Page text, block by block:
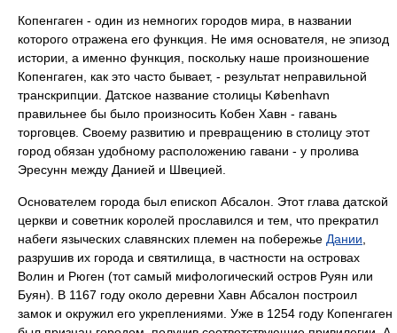
Копенгаген - один из немногих городов мира, в названии
которого отражена его функция. Не имя основателя, не эпизод
истории, а именно функция, поскольку наше произношение
Копенгаген, как это часто бывает, - результат неправильной
транскрипции. Датское название столицы København
правильнее бы было произносить Кобен Хавн - гавань
торговцев. Своему развитию и превращению в столицу этот
город обязан удобному расположению гавани - у пролива
Эресунн между Данией и Швецией.
Основателем города был епископ Абсалон. Этот глава датской
церкви и советник королей прославился и тем, что прекратил
набеги языческих славянских племен на побережье Дании
разрушив их города и святилища, в частности на островах
Волин и Рюген (тот самый мифологический остров Руян или
Буян). В 1167 году около деревни Хавн Абсалон построил
замок и окружил его укреплениями. Уже в 1254 году Копенгаген